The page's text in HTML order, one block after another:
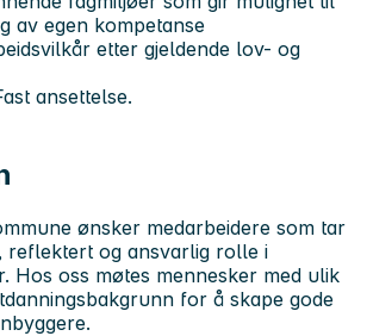
av egen kompetanse
etter gjeldende lov- og
ansettelse.
ønsker medarbeidere som tar
reflektert og ansvarlig rolle i
Hos oss møtes mennesker med ulik
for å skape gode